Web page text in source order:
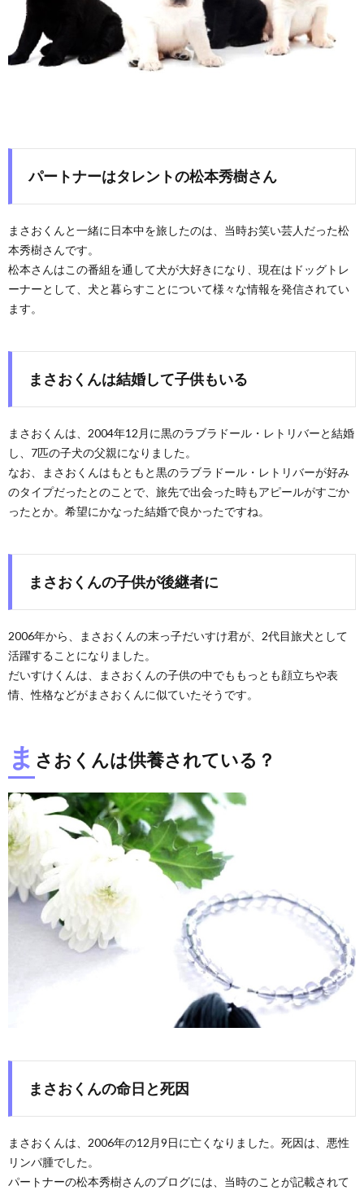
パートナーはタレントの松本秀樹さん
まさおくんと一緒に日本中を旅したのは、当時お笑い芸人だった松
本秀樹さんです。
松本さんはこの番組を通して犬が大好きになり、現在はドッグトレ
ーナーとして、犬と暮らすことについて様々な情報を発信されてい
ます。
まさおくんは結婚して子供もいる
まさおくんは、2004年12月に黒のラブラドール・レトリバーと結婚
し、7匹の子犬の父親になりました。
なお、まさおくんはもともと黒のラブラドール・レトリバーが好み
のタイプだったとのことで、旅先で出会った時もアピールがすごか
ったとか。希望にかなった結婚で良かったですね。
まさおくんの子供が後継者に
2006年から、まさおくんの末っ子だいすけ君が、2代目旅犬として
活躍することになりました。
だいすけくんは、まさおくんの子供の中でももっとも顔立ちや表
情、性格などがまさおくんに似ていたそうです。
ま さおくんは供養されている？
まさおくんの命日と死因
まさおくんは、2006年の12月9日に亡くなりました。死因は、悪性
リンパ腫でした。
パートナーの松本秀樹さんのブログには、当時のことが記載されて